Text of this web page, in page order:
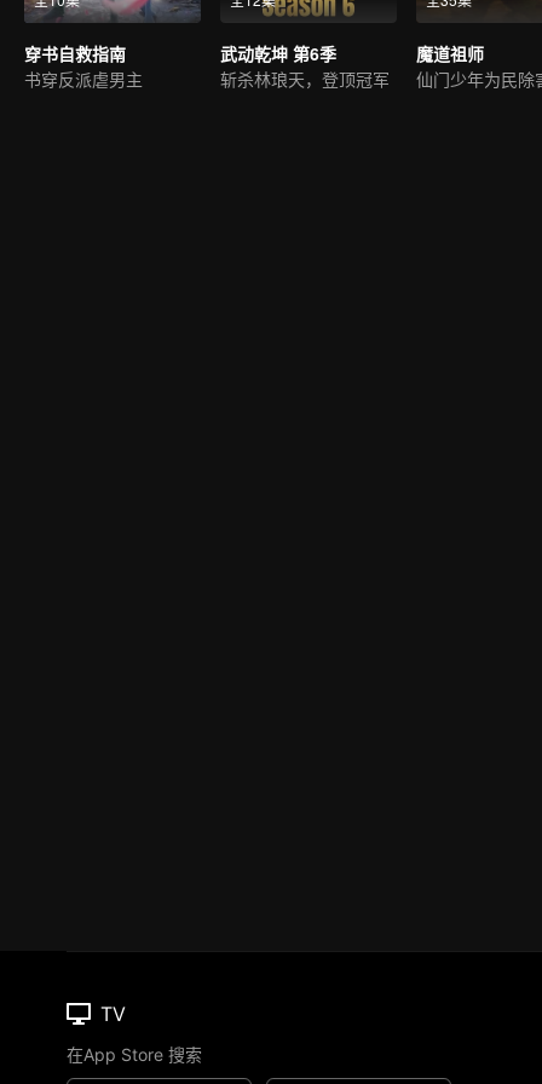
穿书自救指南
书穿反派虐男主
武动乾坤 第6季
斩杀林琅天，登顶冠军
魔道祖师
TV
在App Store 搜索